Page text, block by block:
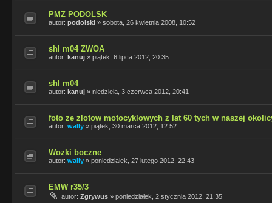
PMZ PODOLSK
autor: podolski » sobota, 26 kwietnia 2008, 10:52
shl m04 ZWOA
autor: kanuj » piątek, 6 lipca 2012, 20:35
shl m04
autor: kanuj » niedziela, 3 czerwca 2012, 20:41
foto ze zlotow motocyklowych z lat 60 tych w naszej
autor: wally » piątek, 30 marca 2012, 12:52
Wozki boczne
autor: wally » poniedziałek, 27 lutego 2012, 22:43
EMW r35/3
autor: Zgrywus » poniedziałek, 2 stycznia 2012, 21:35